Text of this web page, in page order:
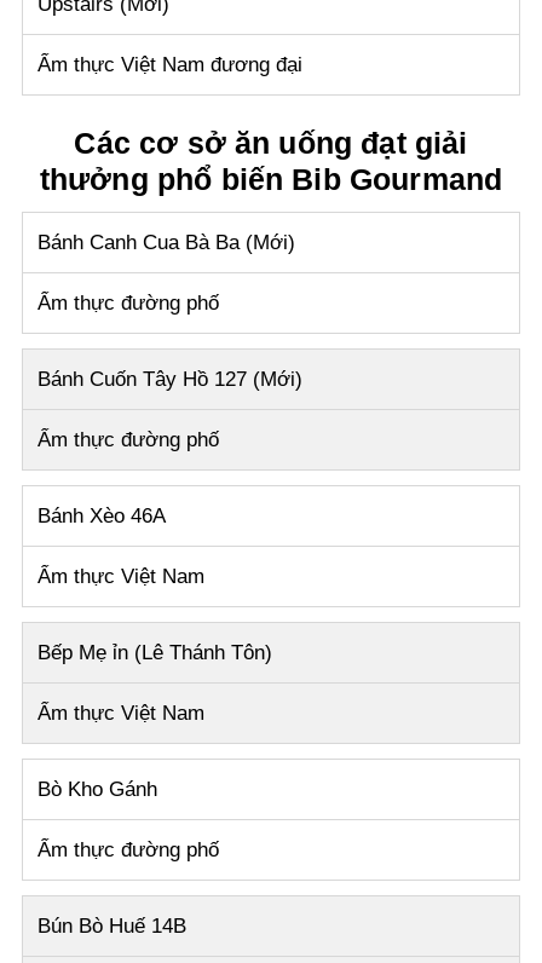
Ẩm thực Việt Nam đương đại
Các cơ sở ăn uống đạt giải
thưởng phổ biến Bib Gourmand
Bánh Canh Cua Bà Ba (Mới)
Ẩm thực đường phố
Bánh Cuốn Tây Hồ 127 (Mới)
Ẩm thực đường phố
Bánh Xèo 46A
Ẩm thực Việt Nam
Bếp Mẹ ỉn (Lê Thánh Tôn)
Ẩm thực Việt Nam
Bò Kho Gánh
Ẩm thực đường phố
Bún Bò Huế 14B